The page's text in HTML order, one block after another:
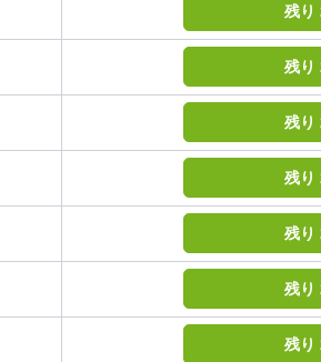
残り
残り
残り
残り
残り
残り
残り